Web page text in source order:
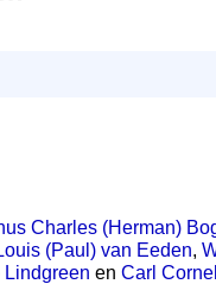
Charles (Herman)
(Paul) van Eeden,
en Carl